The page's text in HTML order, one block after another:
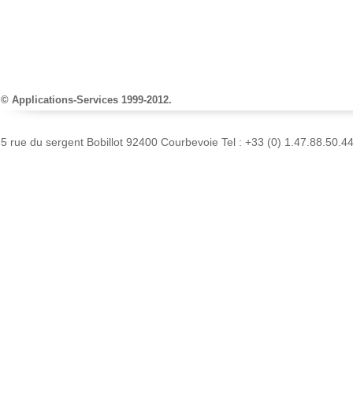
© Applications-Services 1999-2012.
5 rue du sergent Bobillot 92400 Courbevoie Tel : +33 (0)